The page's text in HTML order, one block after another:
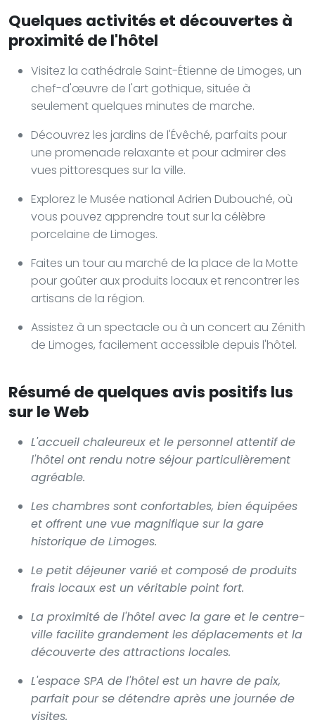
Quelques activités et découvertes à
proximité de l'hôtel
Visitez la cathédrale Saint-Étienne de Limoges, un
chef-d'œuvre de l'art gothique, située à
seulement quelques minutes de marche.
Découvrez les jardins de l'Évêché, parfaits pour
une promenade relaxante et pour admirer des
vues pittoresques sur la ville.
Explorez le Musée national Adrien Dubouché, où
vous pouvez apprendre tout sur la célèbre
porcelaine de Limoges.
Faites un tour au marché de la place de la Motte
pour goûter aux produits locaux et rencontrer les
artisans de la région.
Assistez à un spectacle ou à un concert au Zénith
de Limoges, facilement accessible depuis l'hôtel.
Résumé de quelques avis positifs lus
sur le Web
L'accueil chaleureux et le personnel attentif de
l'hôtel ont rendu notre séjour particulièrement
agréable.
Les chambres sont confortables, bien équipées
et offrent une vue magnifique sur la gare
historique de Limoges.
Le petit déjeuner varié et composé de produits
frais locaux est un véritable point fort.
La proximité de l'hôtel avec la gare et le centre-
ville facilite grandement les déplacements et la
découverte des attractions locales.
L'espace SPA de l'hôtel est un havre de paix,
parfait pour se détendre après une journée de
visites.